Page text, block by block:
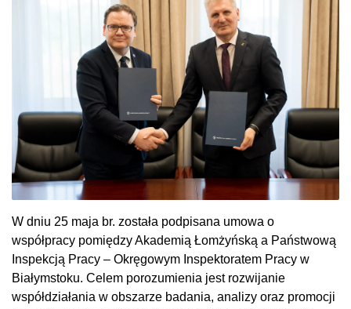
W dniu 25 maja br. została podpisana umowa o
współpracy pomiędzy Akademią Łomżyńską a Państwową
Inspekcją Pracy – Okręgowym Inspektoratem Pracy w
Białymstoku. Celem porozumienia jest rozwijanie
współdziałania w obszarze badania, analizy oraz promocji